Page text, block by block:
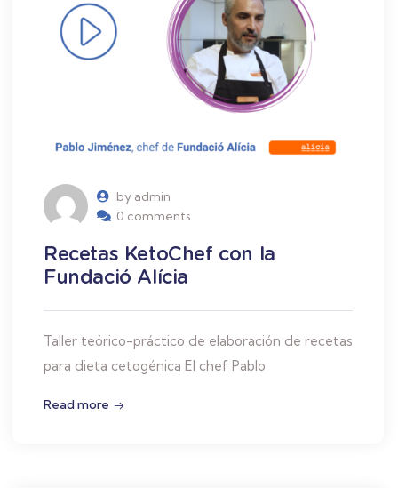
by admin
0 comments
Recetas KetoChef con la
Fundació Alícia
Taller teórico-práctico de elaboración de recetas
para dieta cetogénica El chef Pablo
Read more